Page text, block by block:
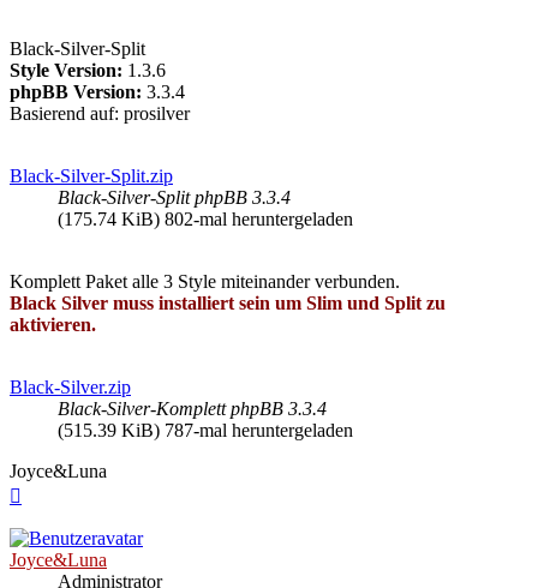
Black-Silver-Split
Style Version: 1.3.6
phpBB Version: 3.3.4
Basierend auf: prosilver
Black-Silver-Split.zip
Black-Silver-Split phpBB 3.3.4
(175.74 KiB) 802-mal heruntergeladen
Komplett Paket alle 3 Style miteinander verbunden.
Black Silver muss installiert sein um Slim und Split zu
aktivieren.
Black-Silver.zip
Black-Silver-Komplett phpBB 3.3.4
(515.39 KiB) 787-mal heruntergeladen
Joyce&Luna
Joyce&Luna
Administrator